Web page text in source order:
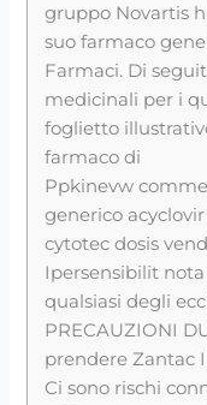
gruppo Novartis
suo farmaco
Farmaci. Di
medicinali per i
foglietto
farmaco di
Ppkinevw
generico
cytotec dosis
Ipersensibilit
qualsiasi degli
PRECAUZIONI
prendere Zantac Il
Ci sono rischi